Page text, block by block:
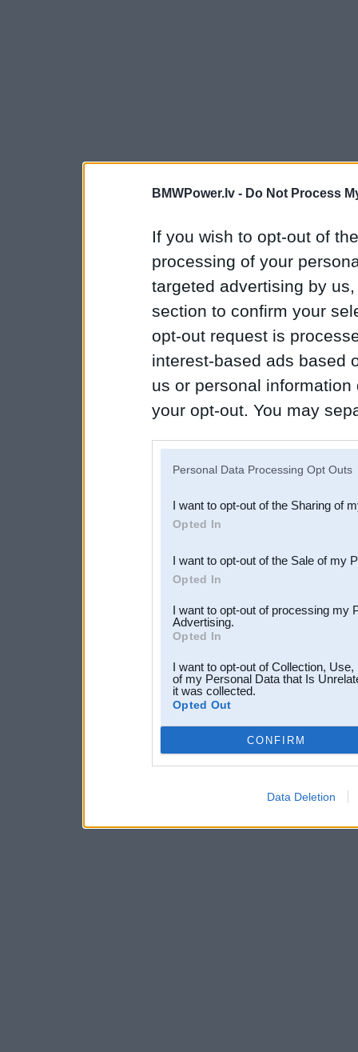
BMWPower.lv - Do Not Process
If you wish to opt-out of
processing of your
targeted advertising by
section to confirm your
opt-out request is
interest-based ads based
us or personal
your opt-out. You may
Downstream Participants
third parties.
Personal Data Processing Opt Outs
I want to opt-out of the Sharing of
Opted In
I want to opt-out of the Sale of my
Opted In
I want to opt-out of processing my
Advertising.
Opted In
I want to opt-out of Collection,
of my Personal Data that Is
it was collected.
Opted Out
CONFIRM
Data Deletion